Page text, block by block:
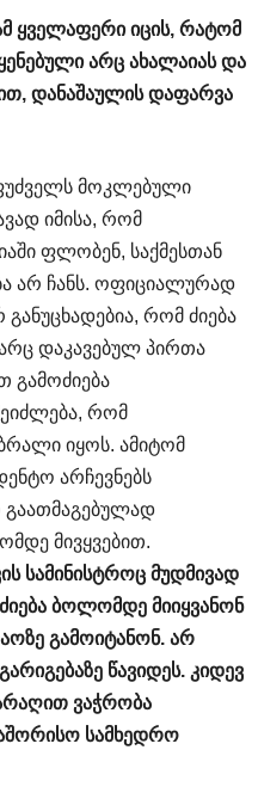
ყველაფერი იცის, რატომ
არც ახალაიას და
, დანაშაულის დაფარვა
მოკლებული
იმისა, რომ
ფლობენ, საქმესთან
არ ჩანს. ოფიციალურად
რომ ძიება
არც დაკავებულ პირთა
გამოძიება
რომ
იყოს. ამიტომ
არჩევნებს
მივყვებით.
სამინისტროც მუდმივად
ძიება ბოლომდე მიიყვანონ
გამოიტანონ. არ
გარიგებაზე წავიდეს. კიდევ
ვაჭრობა
სამხედრო